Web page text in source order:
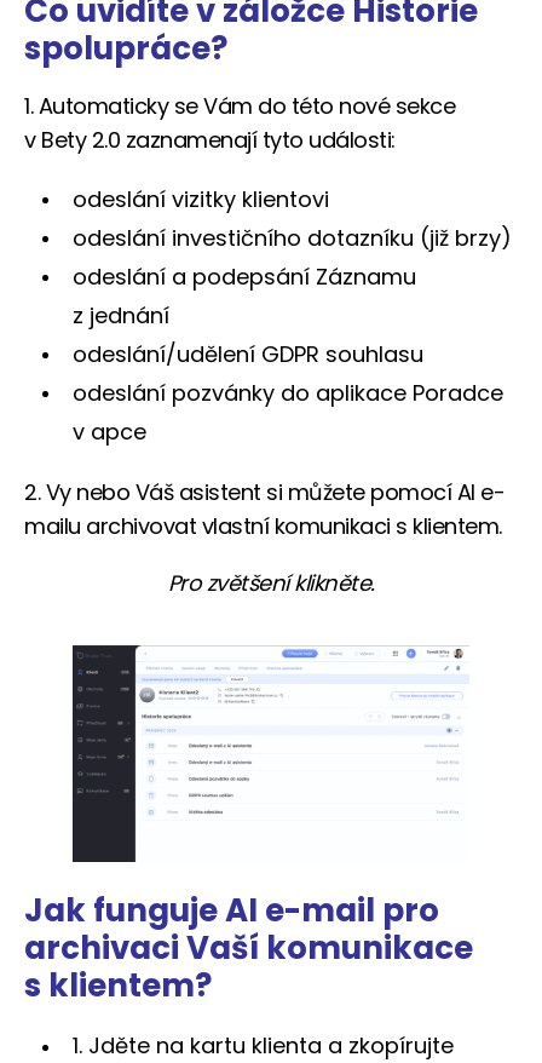
Co uvidíte v záložce Historie
spolupráce?
1. Automaticky se Vám do této nové sekce
v Bety 2.0 zaznamenají tyto události:
odeslání vizitky klientovi
odeslání investičního dotazníku (již brzy)
odeslání a podepsání Záznamu
z jednání
odeslání/udělení GDPR souhlasu
odeslání pozvánky do aplikace Poradce
v apce
2. Vy nebo Váš asistent si můžete pomocí AI e-
mailu archivovat vlastní komunikaci s klientem.
Pro zvětšení klikněte.
Jak funguje AI e-mail pro
archivaci Vaší komunikace
s klientem?
1. Jděte na kartu klienta a zkopírujte